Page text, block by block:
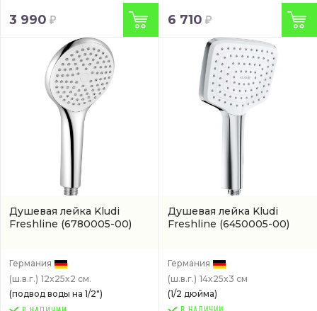
3 990 6 710
Душевая лейка Kludi
Freshline (6780005-00)
Германия
(ш.в.г.) 12x25x2 см.
(подвод воды на 1/2")
Душевая лейка Kludi
Freshline (6450005-00)
Германия
(ш.в.г.) 14x25x3 см
(1/2 дюйма)